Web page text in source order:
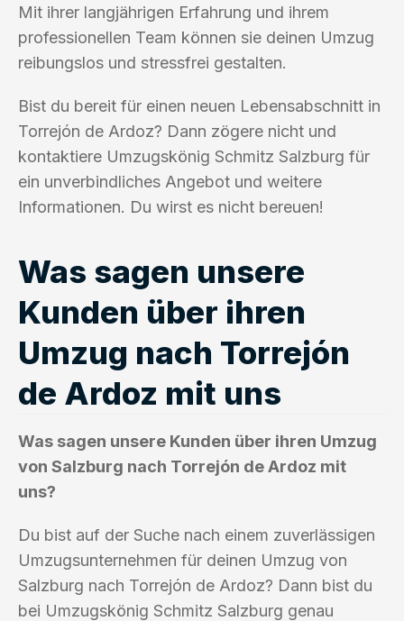
Mit ihrer langjährigen Erfahrung und ihrem
professionellen Team können sie deinen Umzug
reibungslos und stressfrei gestalten.
Bist du bereit für einen neuen Lebensabschnitt in
Torrejón de Ardoz? Dann zögere nicht und
kontaktiere Umzugskönig Schmitz Salzburg für
ein unverbindliches Angebot und weitere
Informationen. Du wirst es nicht bereuen!
Was sagen unsere
Kunden über ihren
Umzug nach Torrejón
de Ardoz mit uns
Was sagen unsere Kunden über ihren Umzug
von Salzburg nach Torrejón de Ardoz mit
uns?
Du bist auf der Suche nach einem zuverlässigen
Umzugsunternehmen für deinen Umzug von
Salzburg nach Torrejón de Ardoz? Dann bist du
bei Umzugskönig Schmitz Salzburg genau